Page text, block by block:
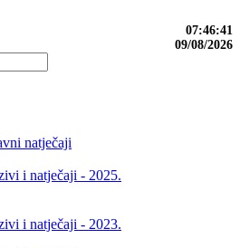
07:46:41
09/08/2026
natječaji
i natječaji - 2025.
i natječaji - 2023.